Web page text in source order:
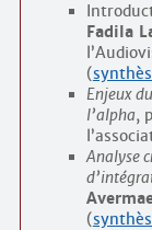
Fadila
(
Enjeux
l’alpha,
Analyse
(